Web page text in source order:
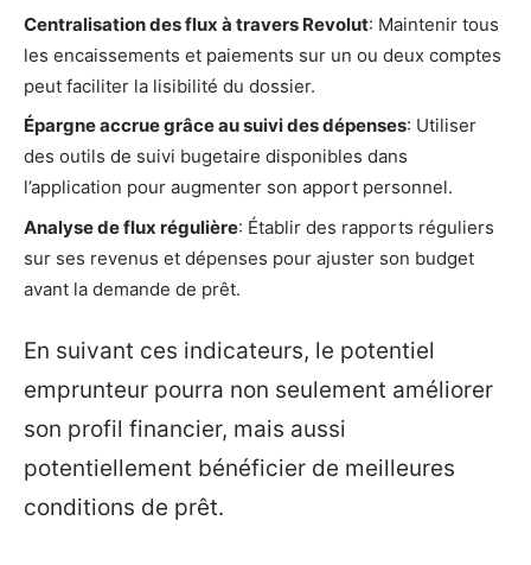
Centralisation des flux à travers Revolut: Maintenir tous
les encaissements et paiements sur un ou deux comptes
peut faciliter la lisibilité du dossier.
Épargne accrue grâce au suivi des dépenses: Utiliser
des outils de suivi bugetaire disponibles dans
l’application pour augmenter son apport personnel.
Analyse de flux régulière: Établir des rapports réguliers
sur ses revenus et dépenses pour ajuster son budget
avant la demande de prêt.
En suivant ces indicateurs, le potentiel
emprunteur pourra non seulement améliorer
son profil financier, mais aussi
potentiellement bénéficier de meilleures
conditions de prêt.